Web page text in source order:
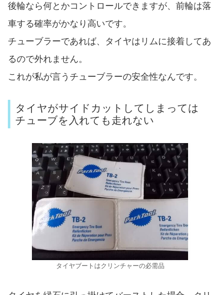
後輪なら何とかコントロールできますが、前輪は落
車する確率がかなり高いです。
チューブラーであれば、タイヤはリムに接着してあ
るので外れません。
これが私が言うチューブラーの安全性なんです。
タイヤがサイドカットしてしまっては
チューブを入れても走れない
タイヤブートはクリンチャーの必需品